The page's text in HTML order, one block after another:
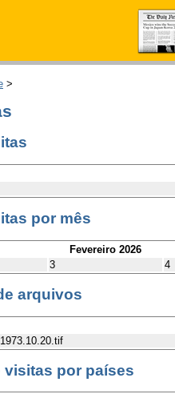
>
por mês
Fevereiro 2026
3 4
arquivos
visitas por países